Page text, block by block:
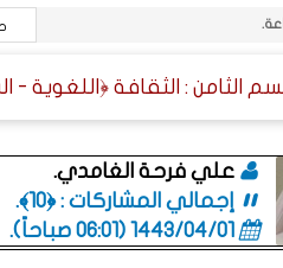
علي فرحة الغامدي.
إجمالي المشاركات : ﴿10﴾.
1443/04/01 (06:01 صباحاً)
.